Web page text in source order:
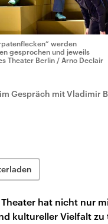
werden
gesprochen und jeweils
Theater Berlin / Arno Declair
Gespräch mit Vladimir
hat nicht nur
kultureller Vielfalt zu